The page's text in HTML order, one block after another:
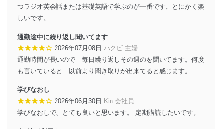
つラジオ英会話または基礎英語で学ぶのが一番です。とにかく楽
しいです。
通勤途中に繰り返し聞いてます
★★★★☆ 2026年07月08日 ハクビ 主婦
通勤時間が長いので 毎日繰り返しその週のを聞いてます。何度
も言いていると 以前より聞き取りが出来てると感じます。
学びなおし
★★★★☆ 2026年06月30日 Kin 会社員
学びなおしで、とても良いと思います。 定期購読したいです。